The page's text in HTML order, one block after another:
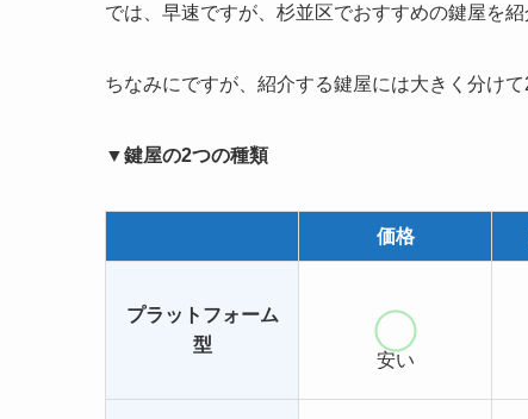
では、早速ですが、杉並区でおすすめの鍵屋を紹
ちなみにですが、紹介する鍵屋には大きく分けて
▼鍵屋の2つの種類
価格
プラットフォーム
型
安い